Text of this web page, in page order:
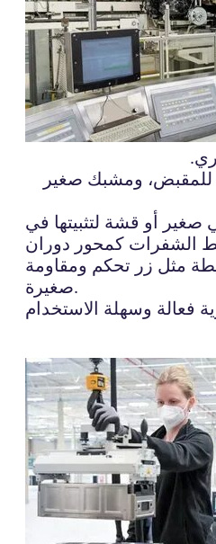
للمقبض، ومشبك صغير
صغير أو قشة لتثبيتها في
مثل زر تحكم ومقاومة
صغيرة.